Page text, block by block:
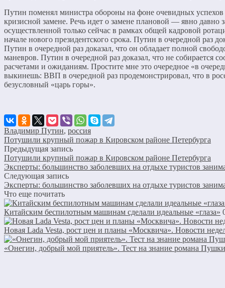
Путин поменял министра обороны на фоне очевидных успехов
кризисной замене. Речь идет о замене плановой — явно
осуществленной только сейчас в рамках общей кадровой
начале нового президентского срока. Путин в очередной раз
Путин в очередной раз доказал, что он обладает полной
маневров. Путин в очередной раз доказал, что не собирается
расчетами и ожиданиям. Простите мне это очередное «в
выкинешь: ВВП в очередной раз продемонстрировал, что в
безусловный «царь горы».
Владимир Путин, россия
Потушили крупный пожар в Кировском районе Петербурга
Предыдущая запись
Потушили крупный пожар в Кировском районе Петербурга
Эксперты: большинство заболевших на отдыхе туристов
Следующая запись
Эксперты: большинство заболевших на отдыхе туристов
Что еще почитать
Китайским беспилотным машинам сделали идеальные «глаза»
Новая Lada Vesta, рост цен и планы «Москвича». Новости
«Онегин, добрый мой приятель». Тест на знание романа